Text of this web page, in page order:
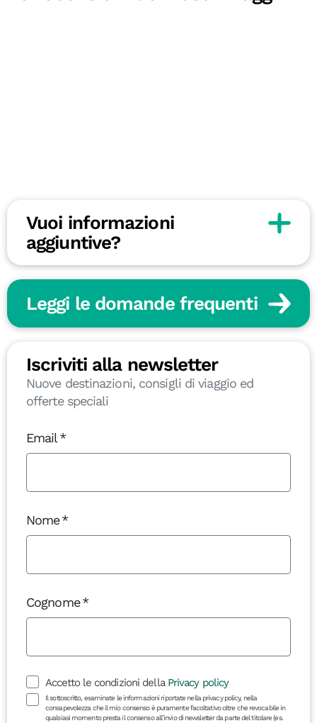
Vuoi informazioni
aggiuntive?
Leggi le domande frequenti
Iscriviti alla newsletter
Nuove destinazioni, consigli di viaggio ed
offerte speciali
Email
Nome
Cognome
Accetto le condizioni della Privacy policy
Il sottoscritto, esaminate le informazioni riportate nella privacy policy, nella
consapevolezza che il mio consenso è puramente facoltativo oltre che revocabile in
qualsiasi momento presta il consenso all’invio di newsletter da parte del titolare (es.